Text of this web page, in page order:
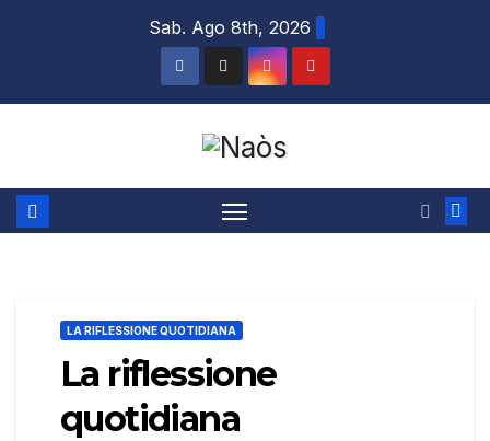
Sab. Ago 8th, 2026
LA RIFLESSIONE QUOTIDIANA
La riflessione
quotidiana